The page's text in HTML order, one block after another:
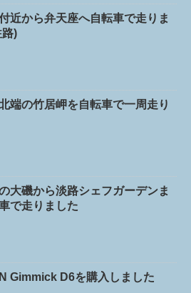
近から弁天座へ自転車で走りま
路)
端の竹居岬を自転車で一周走り
大磯から淡路シェフガーデンま
で走りました
Gimmick D6を購入しました